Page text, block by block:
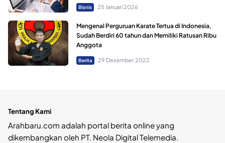
Bisnis 25 Januari 2026
Mengenal Perguruan Karate Tertua di Indonesia,
Sudah Berdiri 60 tahun dan Memiliki Ratusan Ribu
Anggota
Berita 29 Desember 2022
Tentang Kami
Arahbaru.com adalah portal berita online yang
dikembangkan oleh PT. Neola Digital Telemedia.